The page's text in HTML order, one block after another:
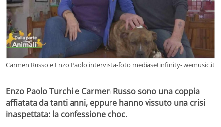
Carmen Russo e Enzo Paolo intervista-foto mediasetinfinity- wemusic.it
Enzo Paolo Turchi e Carmen Russo sono una coppia
affiatata da tanti anni, eppure hanno vissuto una crisi
inaspettata: la confessione choc.